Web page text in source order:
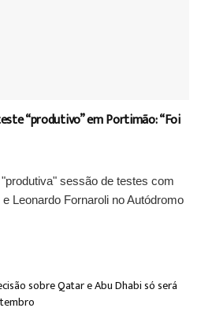
“produtivo” em Portimão: “Foi
sessão de testes com
Leonardo Fornaroli no Autódromo
sobre Qatar e Abu Dhabi só será